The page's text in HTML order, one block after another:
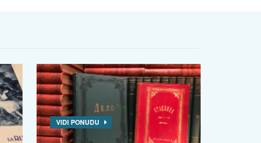
VIDI PONUDU